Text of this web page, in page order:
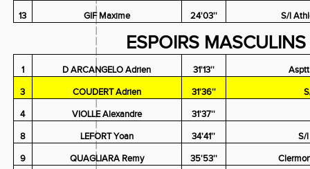
13
GIF Maxime 24'03'' S/l
ESPOIRS
1 D ARCANGELO Adrien 31'13''
3
COUDERT Adrien 31'36''
4
VIOLLE Alexandre
31'37''
8
LEFORT Yoan 34'41''
S/
9
QUAGLIARA Remy 35'53''